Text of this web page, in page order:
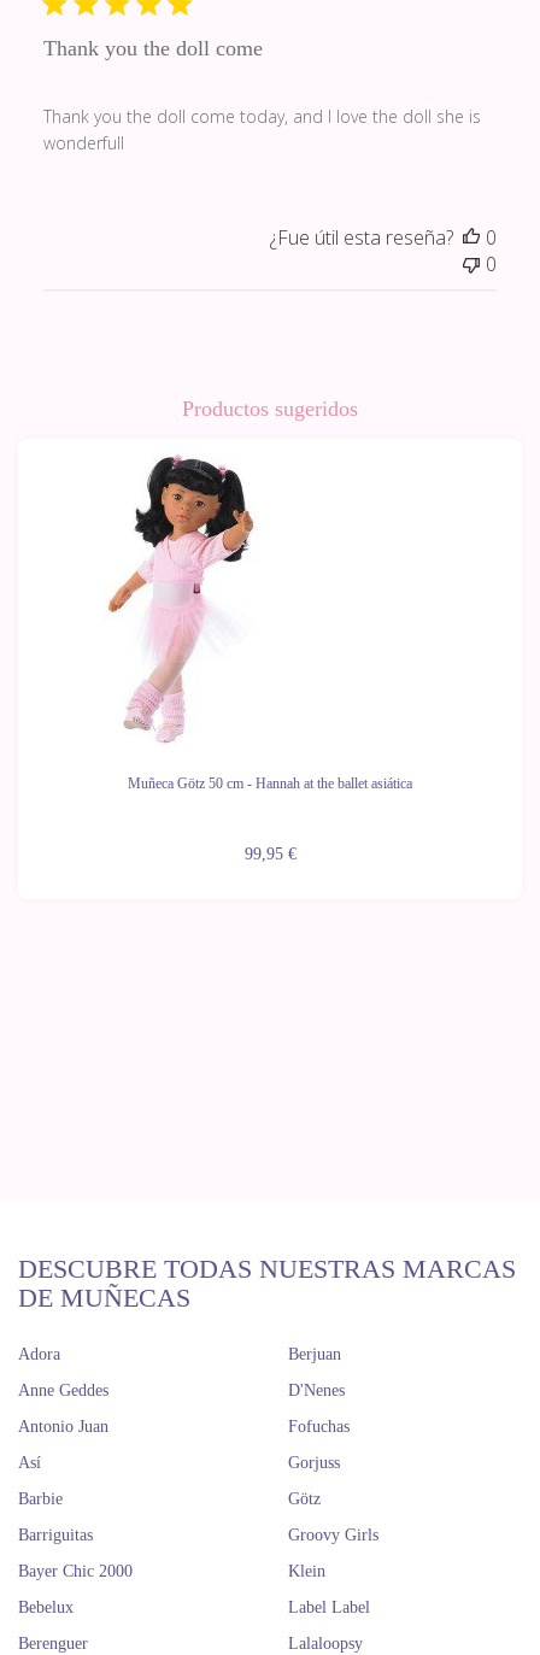
Thank you the doll come
Thank you the doll come today, and I love the doll she is
wonderfull
¿Fue útil esta reseña?
0
0
Productos sugeridos
Muñeca Götz 50 cm - Hannah at the ballet asiática
99,95 €
DESCUBRE TODAS NUESTRAS MARCAS
DE MUÑECAS
Adora
Anne Geddes
Antonio Juan
Así
Barbie
Barriguitas
Bayer Chic 2000
Bebelux
Berenguer
Berjuan
D'Nenes
Fofuchas
Gorjuss
Götz
Groovy Girls
Klein
Label Label
Lalaloopsy